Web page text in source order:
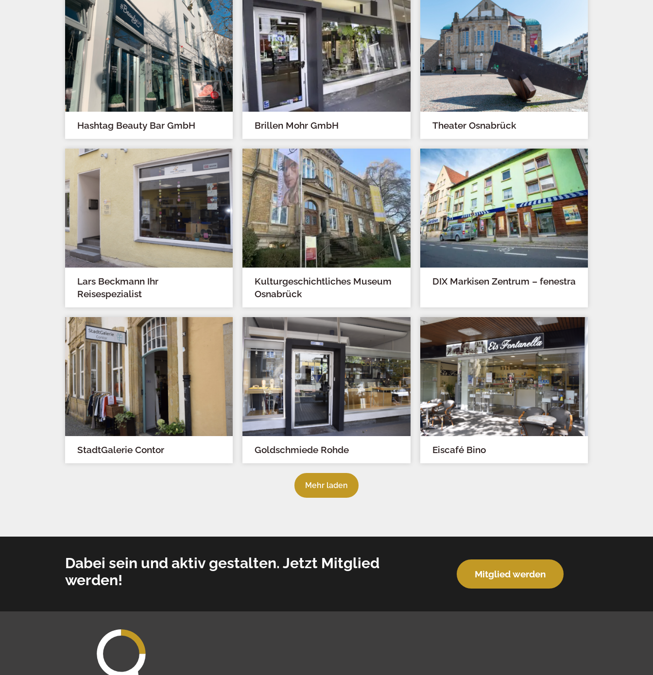
Hashtag Beauty Bar GmbH Brillen Mohr GmbH Theater Osnabrück
Lars Beckmann Ihr
Reisespezialist
Kulturgeschichtliches Museum
Osnabrück
DIX Markisen Zentrum – fenestra
StadtGalerie Contor Goldschmiede Rohde Eiscafé Bino
Mehr laden
Dabei sein und aktiv gestalten. Jetzt Mitglied
werden!
Mitglied werden